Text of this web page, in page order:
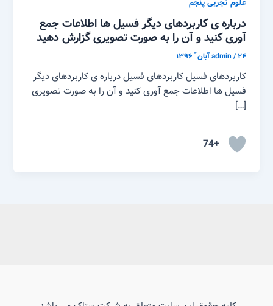
علوم تجربی پنجم
درباره ی کاربردهای دیگر فسیل ها اطلاعات جمع
آوری کنید و آن را به صورت تصویری گزارش دهید
admin/۲۴ آبان ّ ۱۳۹۶
کاربردهای فسیل کاربردهای فسیل درباره ی کاربردهای دیگر
فسیل ها اطلاعات جمع آوری کنید و آن را به صورت تصویری
[…]
+74